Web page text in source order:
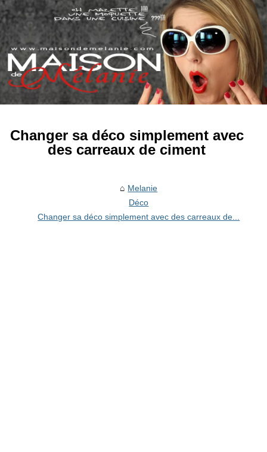
Changer sa déco simplement avec
des carreaux de ciment
Melanie
Déco
Changer sa déco simplement avec des carreaux de...